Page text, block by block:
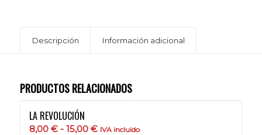
Descripción Información adicional
PRODUCTOS RELACIONADOS
LA REVOLUCIÓN
8,00 € - 15,00 €Rango
IVA incluido